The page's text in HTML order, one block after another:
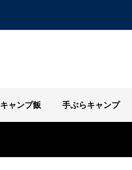
キャンプ飯 手ぶらキャンプ